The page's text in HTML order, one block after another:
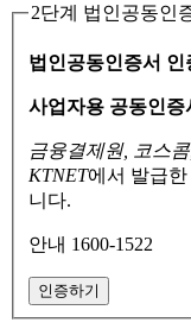
2단계 법인공동인
법인공동인증서 인
사업자용 공동인
금융결제원, 코스
KTNET에서 발급
니다.
안내 1600-1522
인증하기